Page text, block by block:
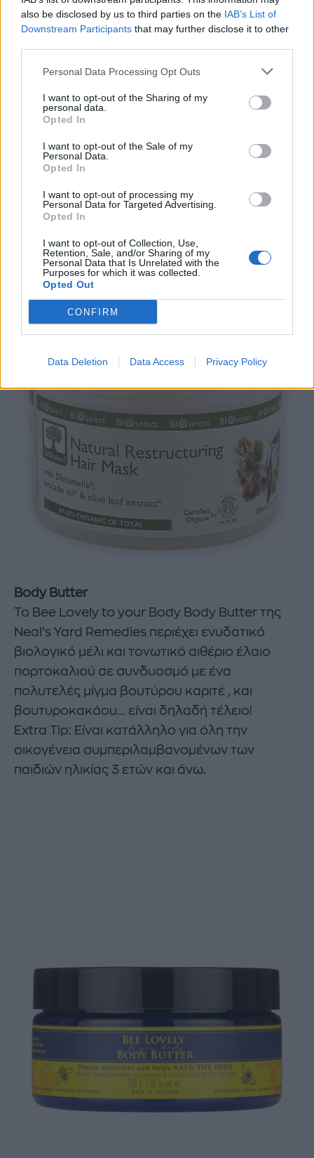
also be disclosed by us to third parties on the IAB’s List of
Downstream Participants that may further disclose it to other
Personal Data Processing Opt Outs
I want to opt-out of the Sharing of my
personal data.
Opted In
I want to opt-out of the Sale of my
Personal Data.
Opted In
I want to opt-out of processing my
Personal Data for Targeted Advertising.
Opted In
I want to opt-out of Collection, Use,
Retention, Sale, and/or Sharing of my
Personal Data that Is Unrelated with the
Purposes for which it was collected.
Opted Out
CONFIRM
Data Deletion Data Access Privacy Policy
Η μάσκα μαλλιών Natural Restructuring Hair
Mask της Bio Select είναι μια φυσικής
σύνθεσης μάσκα μαλλιών για την ενυδάτωση
και την επανόρθωση της ταλαιπωρημένης και
Extra Tip: Μπορείς να την χρησιμοποιήσεις σε
ξηρά, κανονικά και βαμμένα μαλλιά 2 φορές
την εβδομάδα.
Bοdy Butter
To Bee Lovely to your Body Body Butter της
Neal’s Yard Remedies περιέχει ενυδατικό
βιολογικό μέλι και τονωτικό αιθέριο έλαιο
πορτοκαλιού σε συνδυασμό με ένα
πολυτελές μίγμα βουτύρου καριτέ , και
βουτυροκακάου... είναι δηλαδή τέλειο!
Extra Tip: Είναι κατάλληλο για όλη την
οικογένεια συμπεριλαμβανομένων των
παιδιών ηλικίας 3 ετών και άνω.